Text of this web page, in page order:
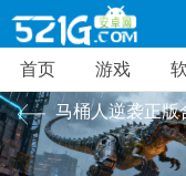
游戏 软件
角色扮演
19332款应用
首页 游戏
马桶人逆袭正版